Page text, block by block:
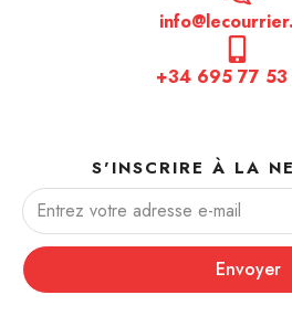
+34 695 77
S'INSCRIRE À LA
Envoyer